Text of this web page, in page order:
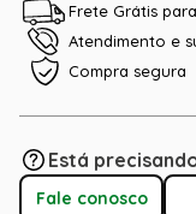
Frete Grátis
Atendimento e
Compra segura
Está
Fale conosco